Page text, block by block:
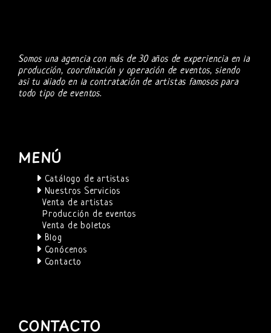
Somos una agencia con más de 30 años de experiencia en la
producción, coordinación y operación de eventos, siendo
asi tu aliado en la contratación de artistas famosos para
todo tipo de eventos.
MENÚ
Catálogo de artistas
Nuestros Servicios
Venta de artistas
Producción de eventos
Venta de boletos
Blog
Conócenos
Contacto
CONTACTO